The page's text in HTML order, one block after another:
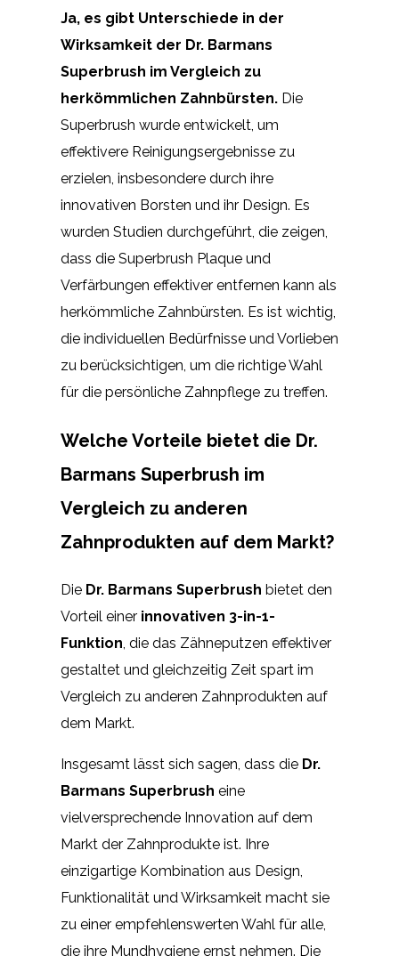
Ja, es gibt Unterschiede in der
Wirksamkeit der Dr. Barmans
Superbrush im Vergleich zu
herkömmlichen Zahnbürsten. Die
Superbrush wurde entwickelt, um
effektivere Reinigungsergebnisse zu
erzielen, insbesondere durch ihre
innovativen Borsten und ihr Design. Es
wurden Studien durchgeführt, die zeigen,
dass die Superbrush Plaque und
Verfärbungen effektiver entfernen kann als
herkömmliche Zahnbürsten. Es ist wichtig,
die individuellen Bedürfnisse und Vorlieben
zu berücksichtigen, um die richtige Wahl
für die persönliche Zahnpflege zu treffen.
Welche Vorteile bietet die Dr.
Barmans Superbrush im
Vergleich zu anderen
Zahnprodukten auf dem Markt?
Die Dr. Barmans Superbrush bietet den
Vorteil einer innovativen 3-in-1-
Funktion, die das Zähneputzen effektiver
gestaltet und gleichzeitig Zeit spart im
Vergleich zu anderen Zahnprodukten auf
dem Markt.
Insgesamt lässt sich sagen, dass die Dr.
Barmans Superbrush eine
vielversprechende Innovation auf dem
Markt der Zahnprodukte ist. Ihre
einzigartige Kombination aus Design,
Funktionalität und Wirksamkeit macht sie
zu einer empfehlenswerten Wahl für alle,
die ihre Mundhygiene ernst nehmen. Die